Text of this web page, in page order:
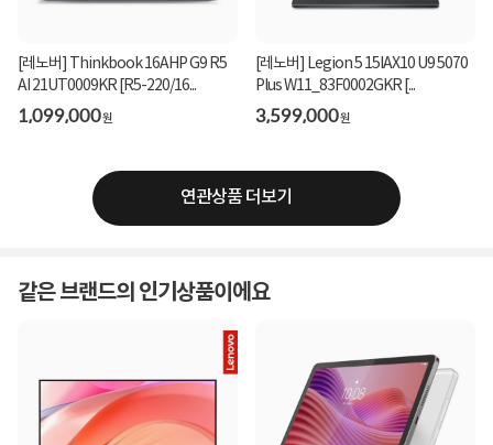
[레노버] Thinkbook 16AHP G9 R5
AI 21UT0009KR [R5-220/16...
1,099,000원
[레노버] Legion 5 15IAX10 U9 5070
Plus W11_83F0002GKR [...
3,599,000원
연관상품 더보기
같은 브랜드의 인기상품이에요